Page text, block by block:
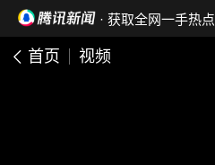
· 获取全网一手热点
首页 视频